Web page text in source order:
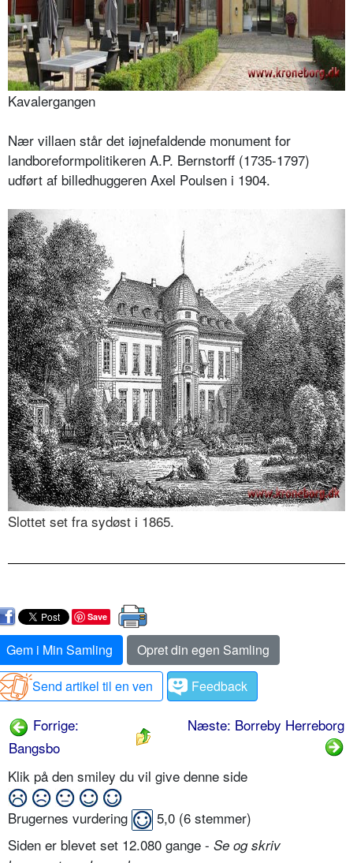
Kavalergangen
Nær villaen står det iøjnefaldende monument for
landboreformpolitikeren A.P. Bernstorff (1735-1797)
udført af billedhuggeren Axel Poulsen i 1904.
Slottet set fra sydøst i 1865.
Save
Gem i Min Samling
Opret din egen Samling
Send artikel til en ven
Feedback
Forrige:
Bangsbo
Næste: Borreby Herreborg
Klik på den smiley du vil give denne side
Brugernes vurdering 5,0 (6 stemmer)
Siden er blevet set 12.080 gange - Se og skriv